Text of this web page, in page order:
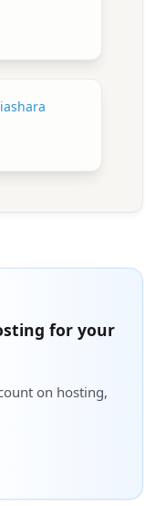
for your
on hosting,